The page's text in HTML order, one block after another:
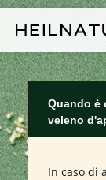
Quando è
veleno
In caso di